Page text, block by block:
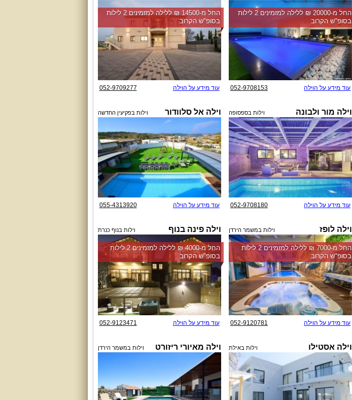
החל מ-‏20000 ₪ ללילה למזמינים 2 לילות
בסופ"ש הקרוב
עוד מידע על הוילה 052-9708153
החל מ-‏14500 ₪ ללילה למזמינים 2 לילות
בסופ"ש הקרוב
עוד מידע על הוילה 052-9709277
וילה מור ולבונה וילות בספסופה
עוד מידע על הוילה 052-9708180
וילה אל סלוודור וילות בפקיעין החדשה
עוד מידע על הוילה 055-4313920
וילה לופז וילות במשמר הירדן
החל מ-‏7000 ₪ ללילה למזמינים 2 לילות
בסופ"ש הקרוב
עוד מידע על הוילה 052-9120781
וילה פינה בנוף וילות בנוף כנרת
החל מ-‏4000 ₪ ללילה למזמינים 2 לילות
בסופ"ש הקרוב
עוד מידע על הוילה 052-9123471
וילה אסטילו וילות באילת וילה מאיורי ריזורט וילות במשמר הירדן